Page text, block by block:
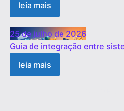
leia mais
25 de julho de 2026
Guia de integração entre
leia mais